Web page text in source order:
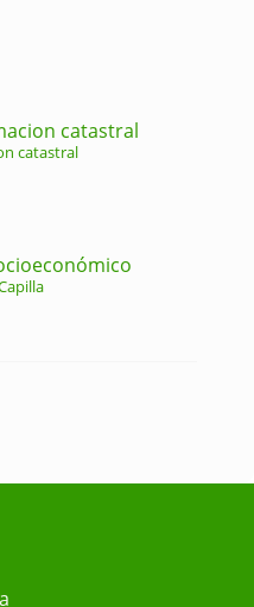
catastral
catastral